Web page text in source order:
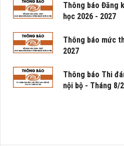
Thông báo Đăng
học 2026 - 2027
Thông báo mức
2027
Thông báo Thi
nội bộ - Tháng 8/